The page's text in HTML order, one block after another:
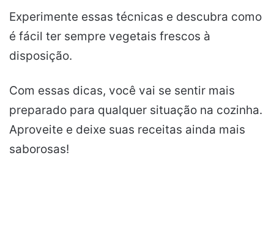
Experimente essas técnicas e descubra como
é fácil ter sempre vegetais frescos à
disposição.
Com essas dicas, você vai se sentir mais
preparado para qualquer situação na cozinha.
Aproveite e deixe suas receitas ainda mais
saborosas!